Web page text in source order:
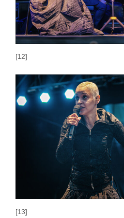
[12]
[13]